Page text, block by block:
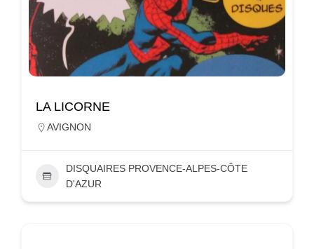
LA LICORNE
AVIGNON
DISQUAIRES PROVENCE-ALPES-CÔTE
D'AZUR